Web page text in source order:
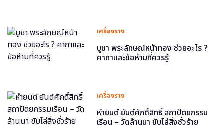
เครื่องราง
บูชา พระลักษณ์หน้าทอง ช่วยอะไร ?
คาถาและข้อห้ามที่ควรรู้
เครื่องราง
หำยนต์ ยันต์ศักดิ์สิทธิ์ สถาปัตยกรรม
เรือน – วัดล้านนา ขับไล่สิ่งชั่วร้าย